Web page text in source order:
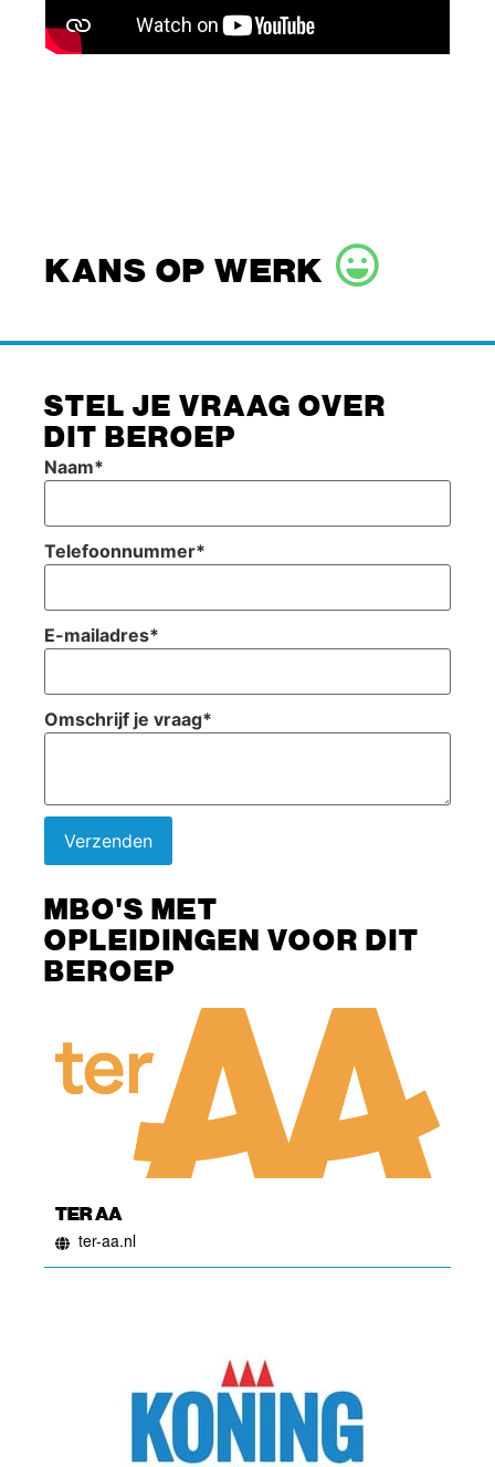
KANS OP WERK
STEL JE VRAAG OVER
DIT BEROEP
Naam*
Telefoonnummer*
E-mailadres*
Omschrijf je vraag*
Verzenden
MBO'S MET
OPLEIDINGEN VOOR DIT
BEROEP
TER AA
ter-aa.nl